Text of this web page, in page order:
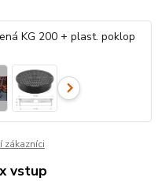
zákazníci
vstup